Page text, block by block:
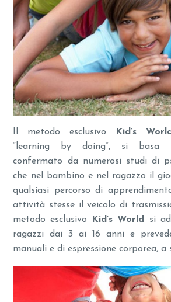
Il metodo esclusivo Kid’s World
“learning by doing”, si basa
confermato da numerosi studi di
che nel bambino e nel ragazzo il
qualsiasi percorso di
attività stesse il veicolo di
metodo esclusivo
Kid’s World
si
ragazzi dai 3 ai 16 anni e
manuali e di espressione corporea, a